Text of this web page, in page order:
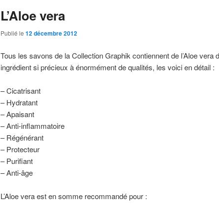
L’Aloe vera
Publié le 12 décembre 2012
Tous les savons de la Collection Graphik contiennent de l’Aloe vera
ingrédient si précieux à énormément de qualités, les voici en détail :
– Cicatrisant
– Hydratant
– Apaisant
– Anti-inflammatoire
– Régénérant
– Protecteur
– Purifiant
– Anti-âge
L’Aloe vera est en somme recommandé pour :